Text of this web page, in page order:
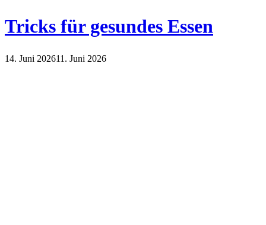
Tricks für gesundes Essen
14. Juni 202611. Juni 2026